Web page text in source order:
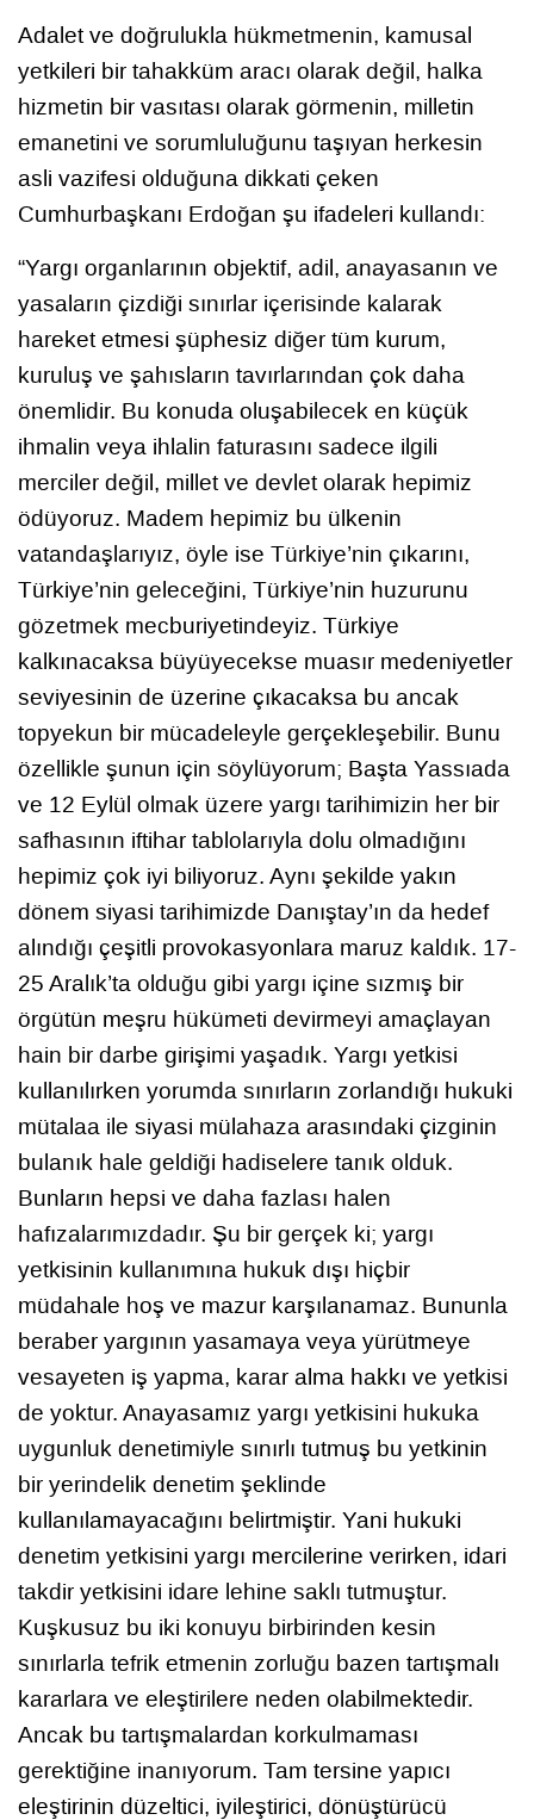
Adalet ve doğrulukla hükmetmenin, kamusal
yetkileri bir tahakküm aracı olarak değil, halka
hizmetin bir vasıtası olarak görmenin, milletin
emanetini ve sorumluluğunu taşıyan herkesin
asli vazifesi olduğuna dikkati çeken
Cumhurbaşkanı Erdoğan şu ifadeleri kullandı:
“Yargı organlarının objektif, adil, anayasanın ve
yasaların çizdiği sınırlar içerisinde kalarak
hareket etmesi şüphesiz diğer tüm kurum,
kuruluş ve şahısların tavırlarından çok daha
önemlidir. Bu konuda oluşabilecek en küçük
ihmalin veya ihlalin faturasını sadece ilgili
merciler değil, millet ve devlet olarak hepimiz
ödüyoruz. Madem hepimiz bu ülkenin
vatandaşlarıyız, öyle ise Türkiye’nin çıkarını,
Türkiye’nin geleceğini, Türkiye’nin huzurunu
gözetmek mecburiyetindeyiz. Türkiye
kalkınacaksa büyüyecekse muasır medeniyetler
seviyesinin de üzerine çıkacaksa bu ancak
topyekun bir mücadeleyle gerçekleşebilir. Bunu
özellikle şunun için söylüyorum; Başta Yassıada
ve 12 Eylül olmak üzere yargı tarihimizin her bir
safhasının iftihar tablolarıyla dolu olmadığını
hepimiz çok iyi biliyoruz. Aynı şekilde yakın
dönem siyasi tarihimizde Danıştay’ın da hedef
alındığı çeşitli provokasyonlara maruz kaldık. 17-
25 Aralık’ta olduğu gibi yargı içine sızmış bir
örgütün meşru hükümeti devirmeyi amaçlayan
hain bir darbe girişimi yaşadık. Yargı yetkisi
kullanılırken yorumda sınırların zorlandığı hukuki
mütalaa ile siyasi mülahaza arasındaki çizginin
bulanık hale geldiği hadiselere tanık olduk.
Bunların hepsi ve daha fazlası halen
hafızalarımızdadır. Şu bir gerçek ki; yargı
yetkisinin kullanımına hukuk dışı hiçbir
müdahale hoş ve mazur karşılanamaz. Bununla
beraber yargının yasamaya veya yürütmeye
vesayeten iş yapma, karar alma hakkı ve yetkisi
de yoktur. Anayasamız yargı yetkisini hukuka
uygunluk denetimiyle sınırlı tutmuş bu yetkinin
bir yerindelik denetim şeklinde
kullanılamayacağını belirtmiştir. Yani hukuki
denetim yetkisini yargı mercilerine verirken, idari
takdir yetkisini idare lehine saklı tutmuştur.
Kuşkusuz bu iki konuyu birbirinden kesin
sınırlarla tefrik etmenin zorluğu bazen tartışmalı
kararlara ve eleştirilere neden olabilmektedir.
Ancak bu tartışmalardan korkulmaması
gerektiğine inanıyorum. Tam tersine yapıcı
eleştirinin düzeltici, iyileştirici, dönüştürücü